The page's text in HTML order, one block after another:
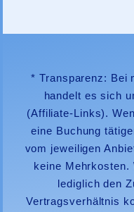
* Transparenz: Bei
handelt es sich
(Affiliate-Links).
eine Buchung
vom jeweiligen
keine Mehrkosten.
lediglich den
Vertragsverhältnis